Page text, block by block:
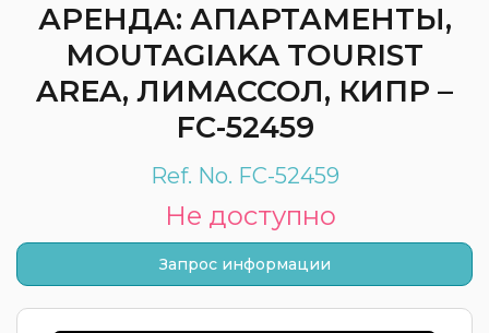
АРЕНДА: АПАРТАМЕНТЫ,
MOUTAGIAKA TOURIST
AREA, ЛИМАССОЛ, КИПР –
FC-52459
Ref. No. FC-52459
Не доступно
Запрос информации